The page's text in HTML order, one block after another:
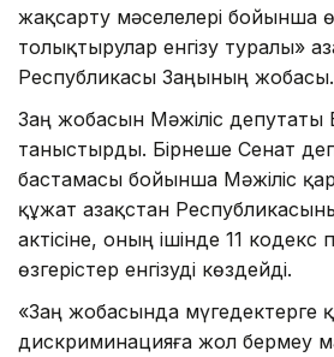
жақсарту мәселелері бойынша
толықтырулар енгізу туралы»
Республикасы Заңының жобасы.
Заң жобасын Мәжіліс депутаты
таныстырды. Бірнеше Сенат
бастамасы бойынша Мәжіліс
құжат Қазақстан
актісіне, оның ішінде 11 кодекс
өзгерістер енгізуді көздейді.
«Заң жобасында мүгедектерге
дискриминацияға жол бермеу